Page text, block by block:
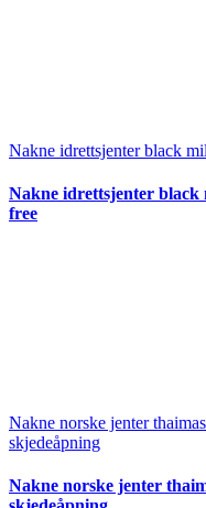
Nakne idrettsjenter black
Nakne idrettsjenter black
free
Nakne norske jenter
skjedeåpning
Nakne norske jenter